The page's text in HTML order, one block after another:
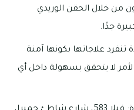
من خلال الحقن الوريدي
جدًا.
تنفرد علاجاتها بكونها آمنة
لا يتحقق بسهولة داخل أي